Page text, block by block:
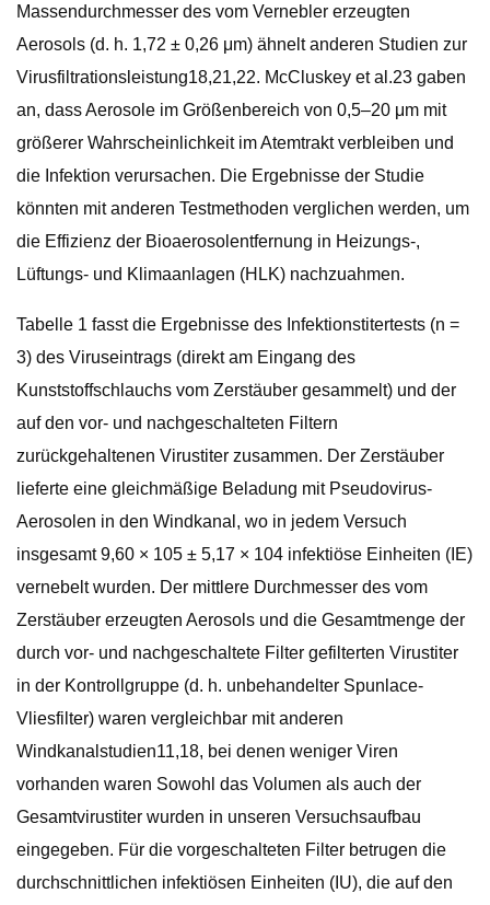
Massendurchmesser des vom Vernebler erzeugten
Aerosols (d. h. 1,72 ± 0,26 μm) ähnelt anderen Studien zur
Virusfiltrationsleistung18,21,22. McCluskey et al.23 gaben
an, dass Aerosole im Größenbereich von 0,5–20 μm mit
größerer Wahrscheinlichkeit im Atemtrakt verbleiben und
die Infektion verursachen. Die Ergebnisse der Studie
könnten mit anderen Testmethoden verglichen werden, um
die Effizienz der Bioaerosolentfernung in Heizungs-,
Lüftungs- und Klimaanlagen (HLK) nachzuahmen.
Tabelle 1 fasst die Ergebnisse des Infektionstitertests (n =
3) des Viruseintrags (direkt am Eingang des
Kunststoffschlauchs vom Zerstäuber gesammelt) und der
auf den vor- und nachgeschalteten Filtern
zurückgehaltenen Virustiter zusammen. Der Zerstäuber
lieferte eine gleichmäßige Beladung mit Pseudovirus-
Aerosolen in den Windkanal, wo in jedem Versuch
insgesamt 9,60 × 105 ± 5,17 × 104 infektiöse Einheiten (IE)
vernebelt wurden. Der mittlere Durchmesser des vom
Zerstäuber erzeugten Aerosols und die Gesamtmenge der
durch vor- und nachgeschaltete Filter gefilterten Virustiter
in der Kontrollgruppe (d. h. unbehandelter Spunlace-
Vliesfilter) waren vergleichbar mit anderen
Windkanalstudien11,18, bei denen weniger Viren
vorhanden waren Sowohl das Volumen als auch der
Gesamtvirustiter wurden in unseren Versuchsaufbau
eingegeben. Für die vorgeschalteten Filter betrugen die
durchschnittlichen infektiösen Einheiten (IU), die auf den